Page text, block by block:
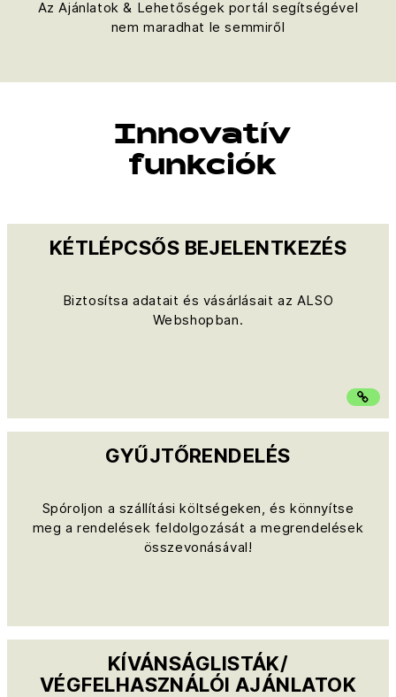
Az Ajánlatok & Lehetőségek portál segítségével
nem maradhat le semmiről
Innovatív
funkciók
KÉTLÉPCSŐS BEJELENTKEZÉS
Biztosítsa adatait és vásárlásait az ALSO
Webshopban.
GYŰJTŐRENDELÉS
Spóroljon a szállítási költségeken, és könnyítse
meg a rendelések feldolgozását a megrendelések
összevonásával!
KÍVÁNSÁGLISTÁK/
VÉGFELHASZNÁLÓI AJÁNLATOK